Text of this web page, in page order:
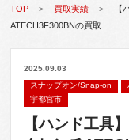
TOP > 買取実績 >
【
ATECH3F300BNの買取
2025.09.03
スナップオン/Snap-on
宇都宮市
【ハンド工具